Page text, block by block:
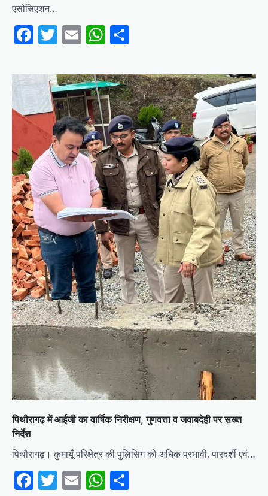
एसोसिएशन…
Facebook
Twitter
EmailWhatsApp
पिथौरागढ़ में आईजी का वार्षिक निरीक्षण, गुणवत्ता व जवाबदेही पर सख्त
निर्देश
पिथौरागढ़। कुमायूँ परिक्षेत्र की पुलिसिंग को अधिक प्रभावी, पारदर्शी एवं…
Facebook
Twitter
EmailWhatsApp